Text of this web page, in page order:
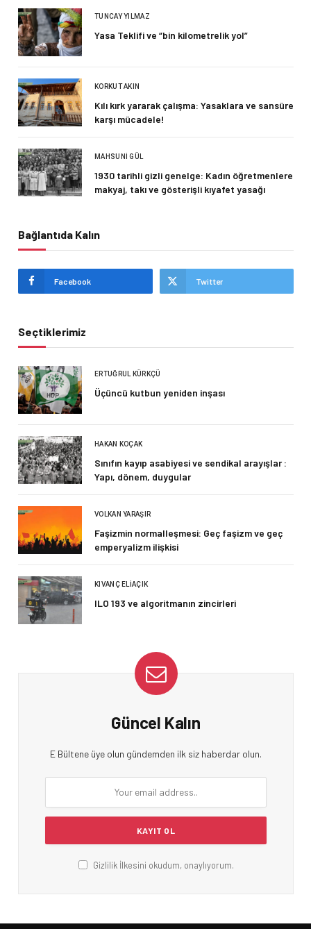
TUNCAY YILMAZ
Yasa Teklifi ve “bin kilometrelik yol”
KORKUT AKIN
Kılı kırk yararak çalışma: Yasaklara ve sansüre
karşı mücadele!
MAHSUNI GÜL
1930 tarihli gizli genelge: Kadın öğretmenlere
makyaj, takı ve gösterişli kıyafet yasağı
Bağlantıda Kalın
Facebook Twitter
Seçtiklerimiz
ERTUĞRUL KÜRKÇÜ
Üçüncü kutbun yeniden inşası
HAKAN KOÇAK
Sınıfın kayıp asabiyesi ve sendikal arayışlar :
Yapı, dönem, duygular
VOLKAN YARAŞIR
Faşizmin normalleşmesi: Geç faşizm ve geç
emperyalizm ilişkisi
KIVANÇ ELIAÇIK
ILO 193 ve algoritmanın zincirleri
Güncel Kalın
E Bültene üye olun gündemden ilk siz haberdar olun.
Gizlilik İlkesini okudum, onaylıyorum.